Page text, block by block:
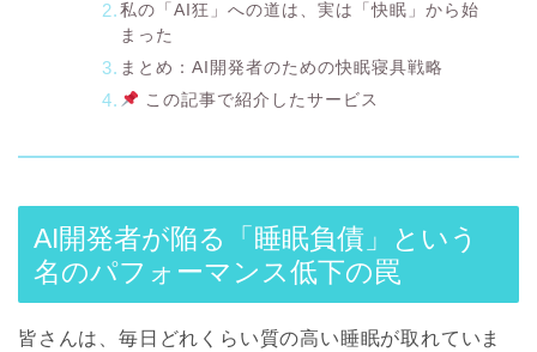
私の「AI狂」への道は、実は「快眠」から始
まった
まとめ：AI開発者のための快眠寝具戦略
この記事で紹介したサービス
AI開発者が陥る「睡眠負債」という
名のパフォーマンス低下の罠
皆さんは、毎日どれくらい質の高い睡眠が取れていま